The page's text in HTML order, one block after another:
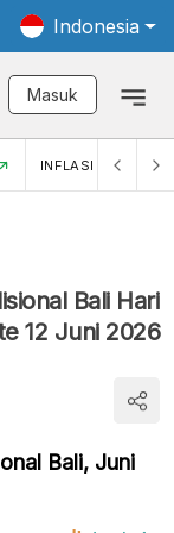
Indonesia
Masuk
INFLASI MOM
Bali Hari
12 Juni 2026
Bali, Juni